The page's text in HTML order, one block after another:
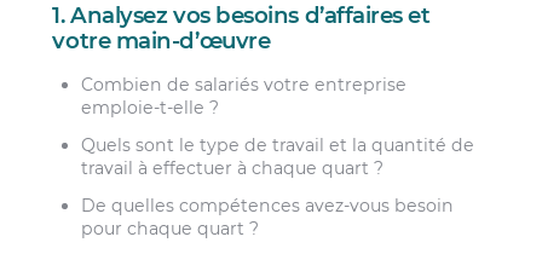
1. Analysez vos besoins d’affaires et
votre main-d’œuvre
Combien de salariés votre entreprise
emploie-t-elle ?
Quels sont le type de travail et la quantité de
travail à effectuer à chaque quart ?
De quelles compétences avez-vous besoin
pour chaque quart ?